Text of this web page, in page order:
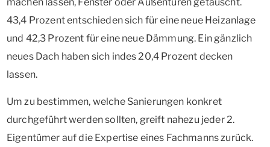
43,4 Prozent entschieden sich für eine neue Heizanlage
und 42,3 Prozent für eine neue Dämmung. Ein gänzlich
neues Dach haben sich indes 20,4 Prozent decken
lassen.
Um zu bestimmen, welche Sanierungen konkret
durchgeführt werden sollten, greift nahezu jeder 2.
Eigentümer auf die Expertise eines Fachmanns zurück.